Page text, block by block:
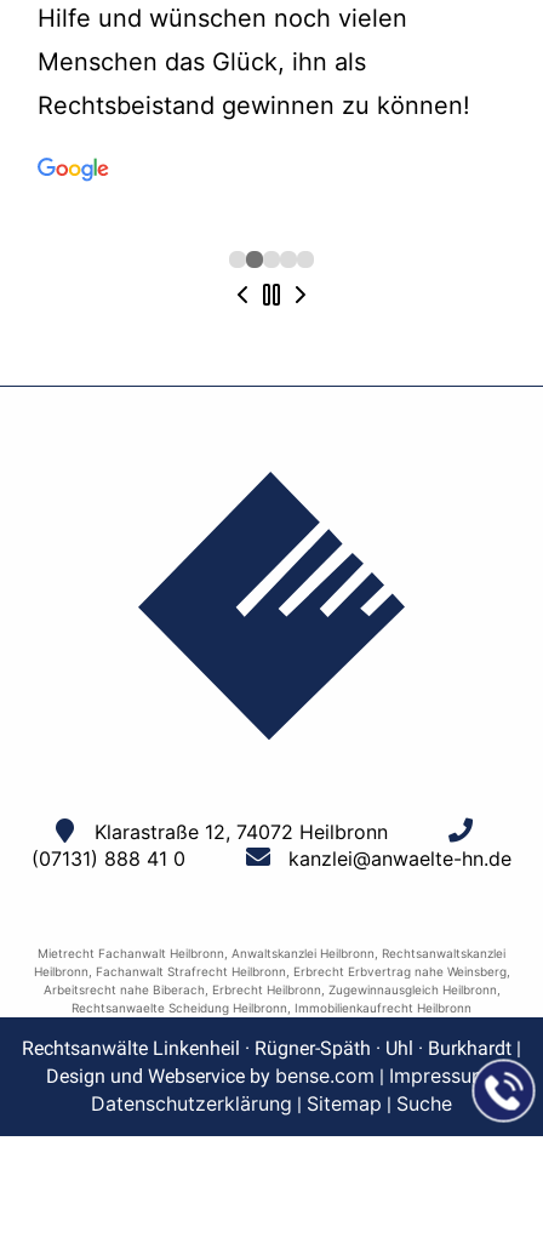
Hilfe und wünschen noch vielen
Menschen das Glück, ihn als
Rechtsbeistand gewinnen zu können!
Klarastraße 12, 74072 Heilbronn
(07131) 888 41 0
kanzlei@anwaelte-hn.de
Mietrecht Fachanwalt Heilbronn Anwaltskanzlei Heilbronn
Rechtsanwaltskanzlei
Heilbronn
Fachanwalt Strafrecht Heilbronn Erbrecht Erbvertrag nahe Weinsberg,
Arbeitsrecht nahe Biberach
Erbrecht Heilbronn Zugewinnausgleich Heilbronn
Rechtsanwaelte Scheidung Heilbronn
Immobilienkaufrecht Heilbronn
Rechtsanwälte Linkenheil · Rügner-Späth · Uhl · Burkhardt |
Design und Webservice by bense.com | Impressum|
Datenschutzerklärung | Sitemap | Suche